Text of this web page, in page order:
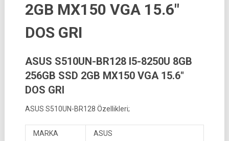
2GB MX150 VGA 15.6″
DOS GRI
ASUS S510UN-BR128 I5-8250U 8GB
256GB SSD 2GB MX150 VGA 15.6″
DOS GRI
ASUS S510UN-BR128 Özellikleri;
MARKA ASUS